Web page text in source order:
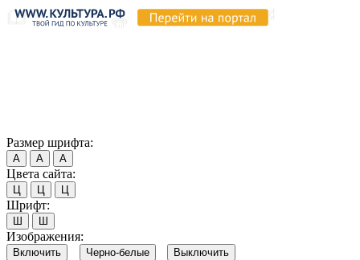
Размер шрифта:
А А А
Цвета сайта:
Ц Ц Ц
Шрифт:
Ш Ш
Изображения:
Включить Черно-белые Выключить